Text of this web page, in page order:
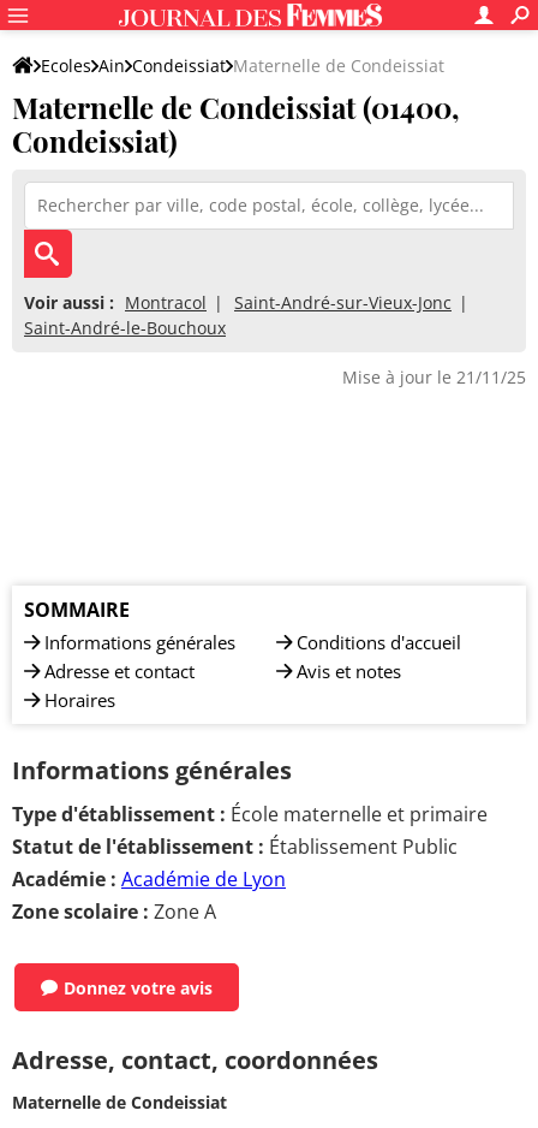
Ecoles Ain Condeissiat Maternelle de Condeissiat
Maternelle de Condeissiat (01400,
Condeissiat)
Voir aussi : Montracol
Saint-André-sur-Vieux-Jonc
Saint-André-le-Bouchoux
Mise à jour le 21/11/25
SOMMAIRE
Informations générales
Adresse et contact
Horaires
Conditions d'accueil
Avis et notes
Informations générales
Type d'établissement : École maternelle et primaire
Statut de l'établissement : Établissement Public
Académie : Académie de Lyon
Zone scolaire : Zone A
Donnez votre avis
Adresse, contact, coordonnées
Maternelle de Condeissiat